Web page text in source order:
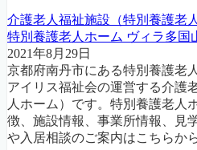
介護老人福祉施設（特別養護老
特別養護老人ホーム ヴィラ多国
2021年8月29日
京都府南丹市にある特別養護老
アイリス福祉会の運営する介護
人ホーム）です。特別養護老人
徴、施設情報、事業所情報、見
や入居相談のご案内はこちらか